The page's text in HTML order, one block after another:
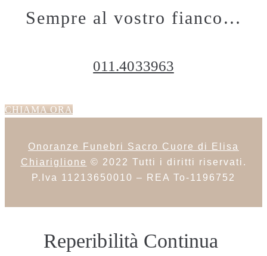
Sempre al vostro fianco…
011.4033963
CHIAMA ORA
Onoranze Funebri Sacro Cuore di Elisa
Chiariglione © 2022 Tutti i diritti riservati.
P.Iva 11213650010 – REA To-1196752
Reperibilità Continua